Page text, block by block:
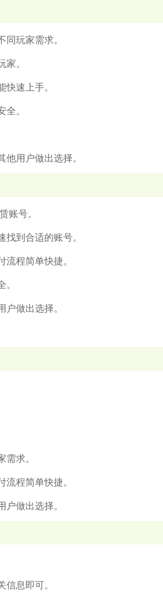
玩家需求。
家。
速上手。
全。
用户做出选择。
账号。
到合适的账号。
程简单快捷。
。
做出选择。
求。
程简单快捷。
做出选择。
息即可。